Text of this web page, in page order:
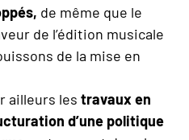
de même que le
de l’édition musicale
de la mise en
ailleurs les travaux en
d’une politique